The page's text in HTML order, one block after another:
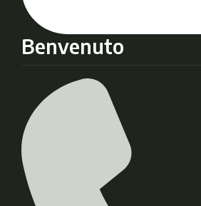
Benvenuto